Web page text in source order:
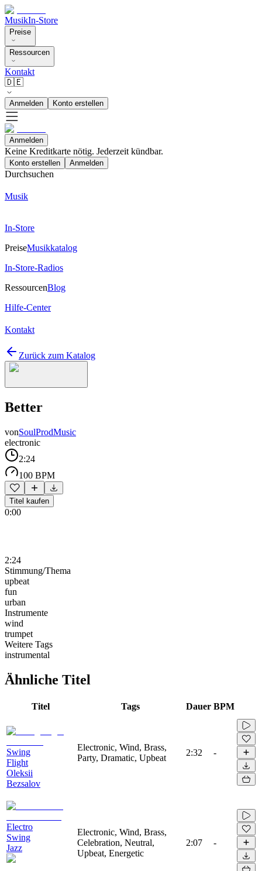
MusikIn-Store
Preise
Ressourcen
Kontakt
🇩🇪
Anmelden Konto erstellen
Anmelden
Keine Kreditkarte nötig. Jederzeit kündbar.
Konto erstellen Anmelden
Durchsuchen
Musik
In-Store
PreiseMusikkatalog
In-Store-Radios
RessourcenBlog
Hilfe-Center
Kontakt
Zurück zum Katalog
Better
vonSoulProdMusic
electronic
2:24
100 BPM
Titel kaufen
0:00
2:24
Stimmung/Thema
upbeat
fun
urban
Instrumente
wind
trumpet
Weitere Tags
instrumental
Ähnliche Titel
Titel Tags Dauer BPM
Swing
Flight
Oleksii
Bezsalov
Electronic, Wind, Brass,
Party, Dramatic, Upbeat
2:32 -
Electro
Swing
Jazz
Electronic, Wind, Brass,
Celebration, Neutral,
Upbeat, Energetic
2:07 -